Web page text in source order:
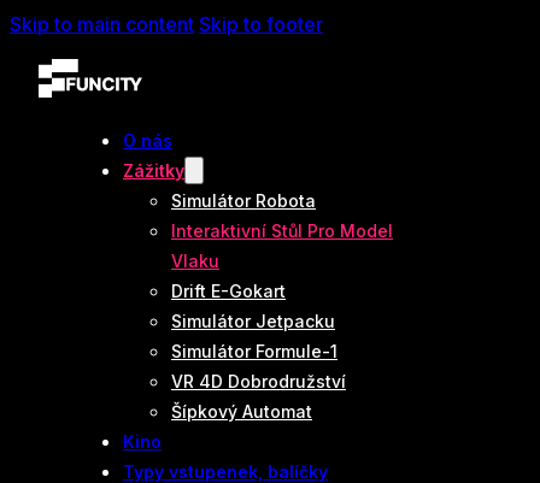
Skip to main content Skip to footer
O nás
Zážitky
Simulátor Robota
Interaktivní Stůl Pro Model
Vlaku
Drift E-Gokart
Simulátor Jetpacku
Simulátor Formule-1
VR 4D Dobrodružství
Šípkový Automat
Kino
Typy vstupenek, balíčky